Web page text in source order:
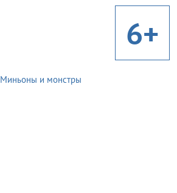
6+
Миньоны и монстры